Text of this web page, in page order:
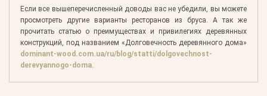
Если все вышеперечисленный доводы вас не убедили, вы можете
просмотреть другие варианты ресторанов из бруса. А так же
прочитать статью о преимуществах и привилегиях деревянных
конструкций, под названием «Долговечность деревянного дома»
dominant-wood.com.ua/ru/blog/statti/dolgovechnost-
derevyannogo-doma